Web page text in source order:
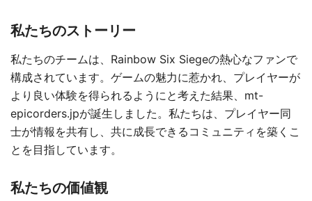
私たちのストーリー
私たちのチームは、Rainbow Six Siegeの熱心なファンで
構成されています。ゲームの魅力に惹かれ、プレイヤーが
より良い体験を得られるようにと考えた結果、mt-
epicorders.jpが誕生しました。私たちは、プレイヤー同
士が情報を共有し、共に成長できるコミュニティを築くこ
とを目指しています。
私たちの価値観